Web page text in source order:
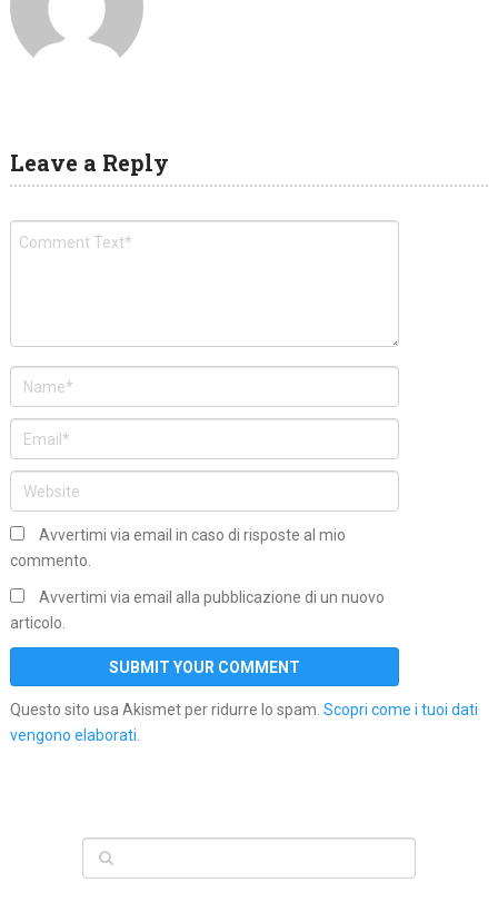
Leave a Reply
Avvertimi via email in caso di risposte al mio
commento.
Avvertimi via email alla pubblicazione di un nuovo
articolo.
Questo sito usa Akismet per ridurre lo spam. Scopri come i tuoi dati
vengono elaborati.